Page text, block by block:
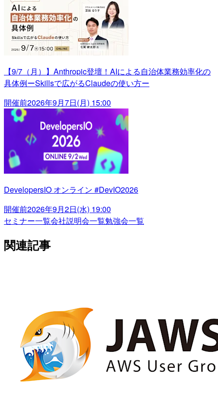
【9/7（月）】Anthropic登壇！AIによる自治体業務効率化の
具体例ーSkillsで広がるClaudeの使い方ー
開催前2026年9月7日(月) 15:00
DevelopersIO オンライン #DevIO2026
開催前2026年9月2日(水) 19:00
セミナー一覧会社説明会一覧勉強会一覧
関連記事